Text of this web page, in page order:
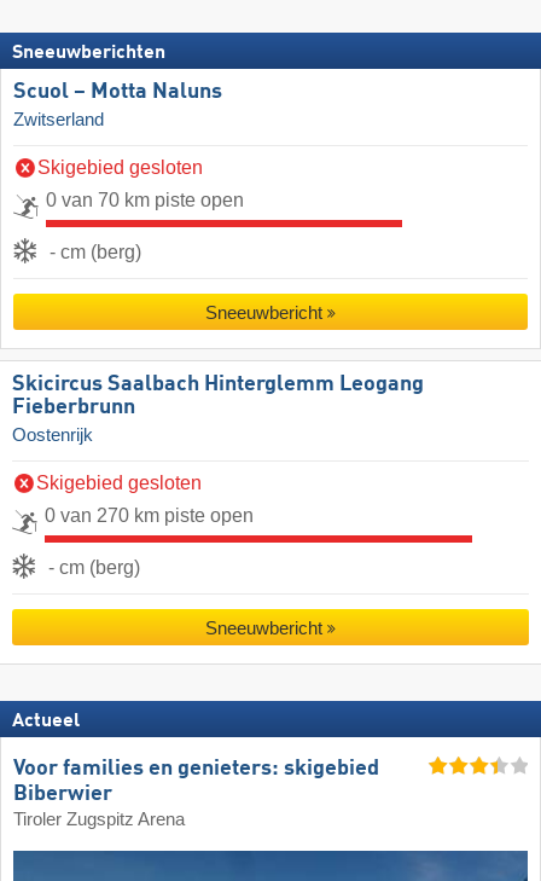
Sneeuwberichten
Scuol – Motta Naluns
Zwitserland
Skigebied gesloten
0 van 70 km piste open
- cm (berg)
Sneeuwbericht
Skicircus Saalbach Hinterglemm Leogang
Fieberbrunn
Oostenrijk
Skigebied gesloten
0 van 270 km piste open
- cm (berg)
Sneeuwbericht
Actueel
Voor families en genieters: skigebied
Biberwier
Tiroler Zugspitz Arena